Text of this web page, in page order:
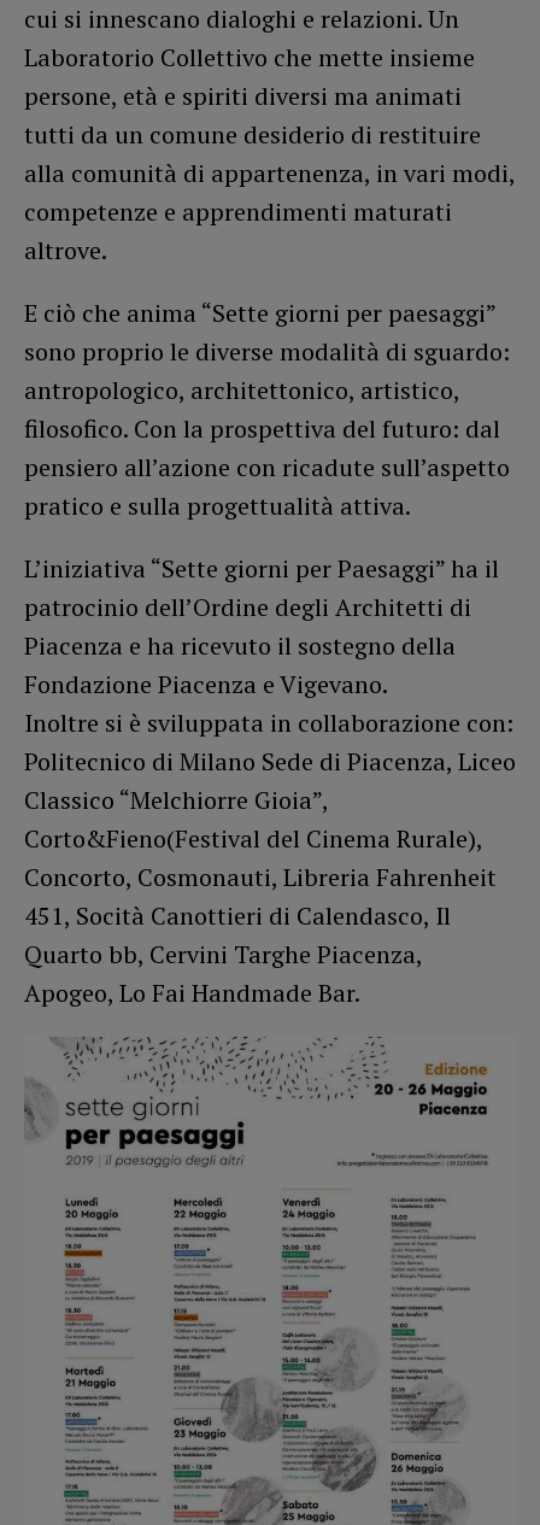
cui si innescano dialoghi e relazioni. Un
Laboratorio Collettivo che mette insieme
persone, età e spiriti diversi ma animati
tutti da un comune desiderio di restituire
alla comunità di appartenenza, in vari modi,
competenze e apprendimenti maturati
altrove.
E ciò che anima “Sette giorni per paesaggi”
sono proprio le diverse modalità di sguardo:
antropologico, architettonico, artistico,
filosofico. Con la prospettiva del futuro: dal
pensiero all’azione con ricadute sull’aspetto
pratico e sulla progettualità attiva.
L’iniziativa “Sette giorni per Paesaggi” ha il
patrocinio dell’Ordine degli Architetti di
Piacenza e ha ricevuto il sostegno della
Fondazione Piacenza e Vigevano.
Inoltre si è sviluppata in collaborazione con:
Politecnico di Milano Sede di Piacenza, Liceo
Classico “Melchiorre Gioia”,
Corto&Fieno(Festival del Cinema Rurale),
Concorto, Cosmonauti, Libreria Fahrenheit
451, Socità Canottieri di Calendasco, Il
Quarto bb, Cervini Targhe Piacenza,
Apogeo, Lo Fai Handmade Bar.